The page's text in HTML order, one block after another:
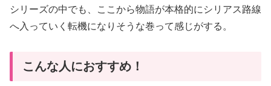
シリーズの中でも、ここから物語が本格的にシリアス路線
へ入っていく転機になりそうな巻って感じがする。
こんな人におすすめ！